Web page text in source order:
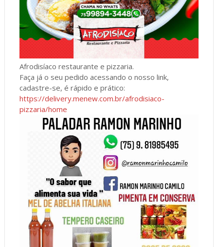
Afrodisíaco restaurante e pizzaria.
Faça já o seu pedido acessando o nosso link,
cadastre-se, é rápido e prático:
https://delivery.menew.com.br/afrodisiaco-
pizzaria/home